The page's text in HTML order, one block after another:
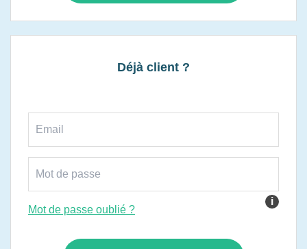
Déjà client ?
i
Mot de passe oublié ?